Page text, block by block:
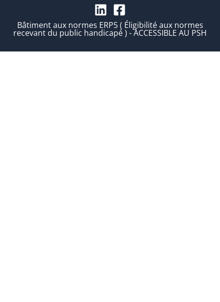
Bâtiment aux normes ERP5 ( Éligibilité aux normes
recevant du public handicapé ) - ACCESSIBLE AU PSH